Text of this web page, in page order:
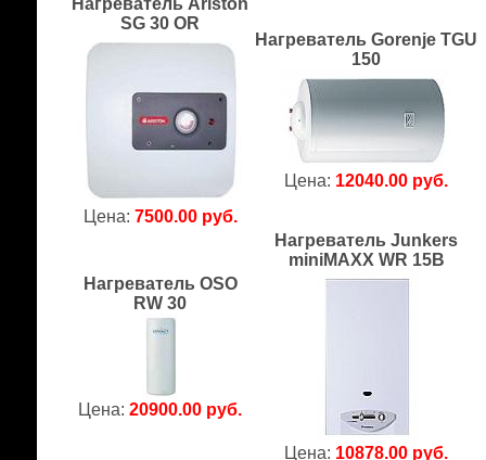
Нагреватель Ariston
SG 30 OR
Цена: 7500.00 руб.
Нагреватель Gorenje TGU
150
Цена: 12040.00 руб.
Нагреватель OSO
RW 30
Цена:20900.00 руб.
Нагреватель Junkers
miniMAXX WR 15B
Цена: 10878.00 руб.